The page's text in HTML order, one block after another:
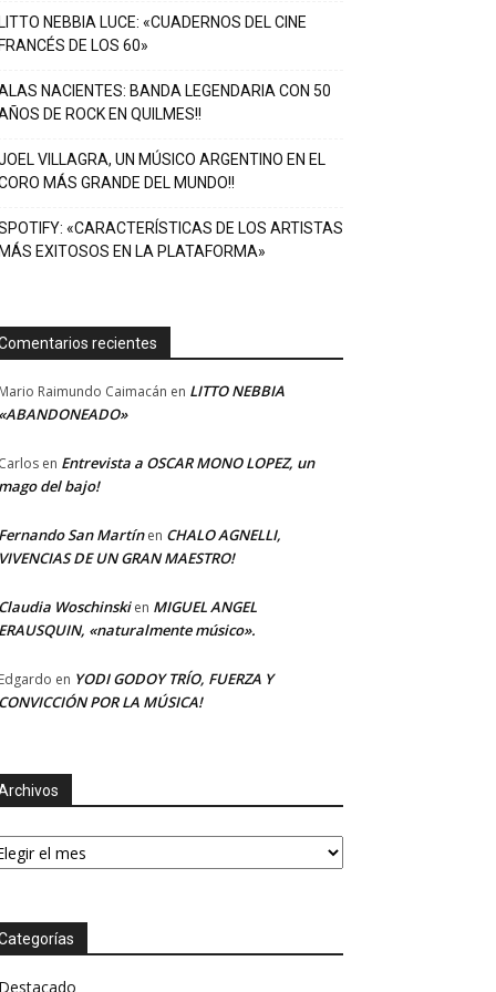
NEBBIA LUCE: «CUADERNOS DEL CINE
DE LOS 60»
NACIENTES: BANDA LEGENDARIA CON 50
DE ROCK EN QUILMES!!
VILLAGRA, UN MÚSICO ARGENTINO EN EL
MÁS GRANDE DEL MUNDO!!
«CARACTERÍSTICAS DE LOS ARTISTAS
EXITOSOS EN LA PLATAFORMA»
recientes
Raimundo Caimacán en LITTO NEBBIA
en Entrevista a OSCAR MONO LOPEZ, un
del bajo!
San Martínen CHALO AGNELLI,
DE UN GRAN MAESTRO!
Woschinskien MIGUEL ANGEL
«naturalmente músico».
en YODI GODOY TRÍO, FUERZA Y
POR LA MÚSICA!